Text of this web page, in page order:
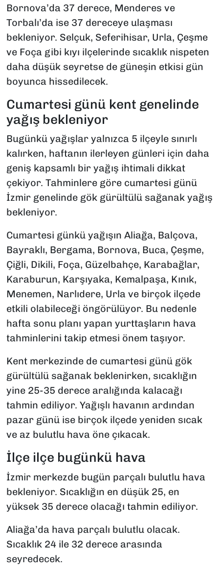
Bornova’da 37 derece, Menderes ve
Torbalı’da ise 37 dereceye ulaşması
bekleniyor. Selçuk, Seferihisar, Urla, Çeşme
ve Foça gibi kıyı ilçelerinde sıcaklık nispeten
daha düşük seyretse de güneşin etkisi gün
boyunca hissedilecek.
Cumartesi günü kent genelinde
yağış bekleniyor
Bugünkü yağışlar yalnızca 5 ilçeyle sınırlı
kalırken, haftanın ilerleyen günleri için daha
geniş kapsamlı bir yağış ihtimali dikkat
çekiyor. Tahminlere göre cumartesi günü
İzmir genelinde gök gürültülü sağanak yağış
bekleniyor.
Cumartesi günkü yağışın Aliağa, Balçova,
Bayraklı, Bergama, Bornova, Buca, Çeşme,
Çiğli, Dikili, Foça, Güzelbahçe, Karabağlar,
Karaburun, Karşıyaka, Kemalpaşa, Kınık,
Menemen, Narlıdere, Urla ve birçok ilçede
etkili olabileceği öngörülüyor. Bu nedenle
hafta sonu planı yapan yurttaşların hava
tahminlerini takip etmesi önem taşıyor.
Kent merkezinde de cumartesi günü gök
gürültülü sağanak beklenirken, sıcaklığın
yine 25-35 derece aralığında kalacağı
tahmin ediliyor. Yağışlı havanın ardından
pazar günü ise birçok ilçede yeniden sıcak
ve az bulutlu hava öne çıkacak.
İlçe ilçe bugünkü hava
İzmir merkezde bugün parçalı bulutlu hava
bekleniyor. Sıcaklığın en düşük 25, en
yüksek 35 derece olacağı tahmin ediliyor.
Aliağa’da hava parçalı bulutlu olacak.
Sıcaklık 24 ile 32 derece arasında
seyredecek.